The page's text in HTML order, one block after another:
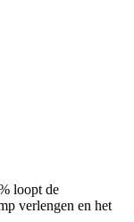
loopt de
verlengen en het